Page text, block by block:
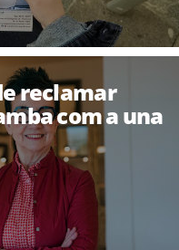
reclamar
com a una